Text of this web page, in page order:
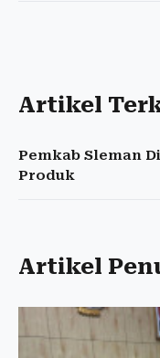
Artikel
Pemkab Sleman
Produk
Artikel